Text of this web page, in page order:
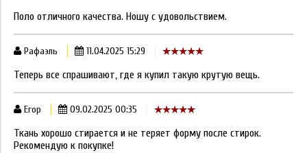
Поло отличного качества. Ношу с удовольствием.
Рафаэль 11.04.2025 15:29
Теперь все спрашивают, где я купил такую крутую вещь.
Егор 09.02.2025 00:35
Ткань хорошо стирается и не теряет форму после стирок.
Рекомендую к покупке!